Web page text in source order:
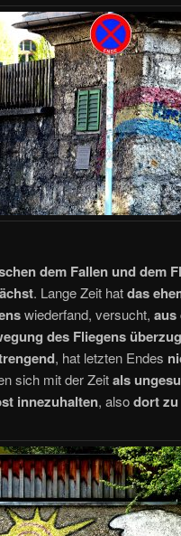
dem Fallen und dem
. Lange Zeit hatdas
wiederfand, versucht, aus
des Fliegens
, hat letzten Endes
sich mit der Zeitals
innezuhalten, alsodort